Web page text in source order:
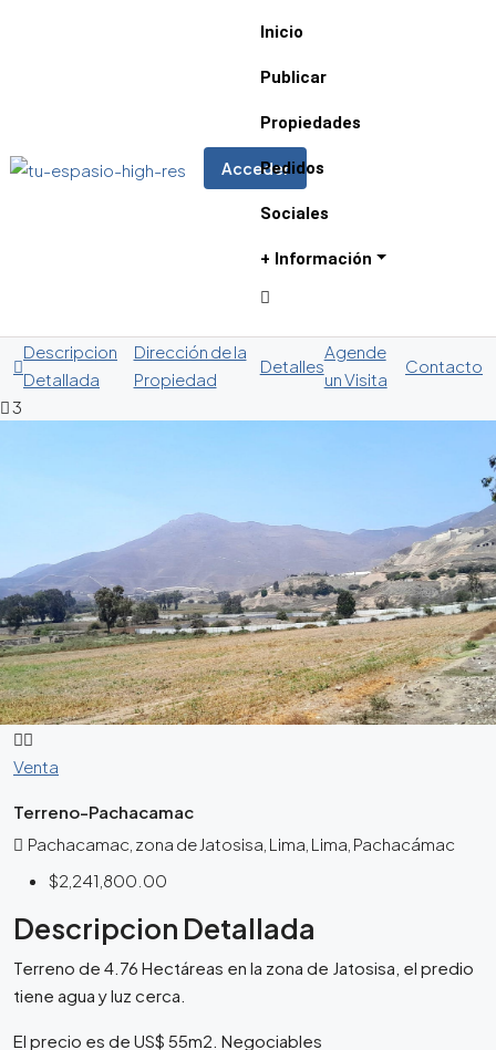
Acceder
Inicio
Publicar
Propiedades
Pedidos
Sociales
+ Información
Descripcion
Detallada
Dirección de la
Propiedad
Detalles
Agende
un Visita
Contacto
3
Venta
Terreno-Pachacamac
Pachacamac, zona de Jatosisa, Lima, Lima, Pachacámac
$2,241,800.00
Descripcion Detallada
Terreno de 4.76 Hectáreas en la zona de Jatosisa, el predio
tiene agua y luz cerca.
El precio es de US$ 55m2. Negociables